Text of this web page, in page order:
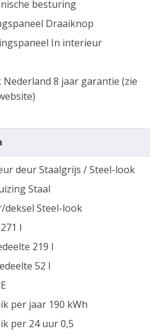
besturing
Draaiknop
In interieur
8 jaar garantie (zie
deur Staalgrijs / Steel-look
Staal
deksel Steel-look
l
219 l
52 l
per jaar 190 kWh
per 24 uur 0,5